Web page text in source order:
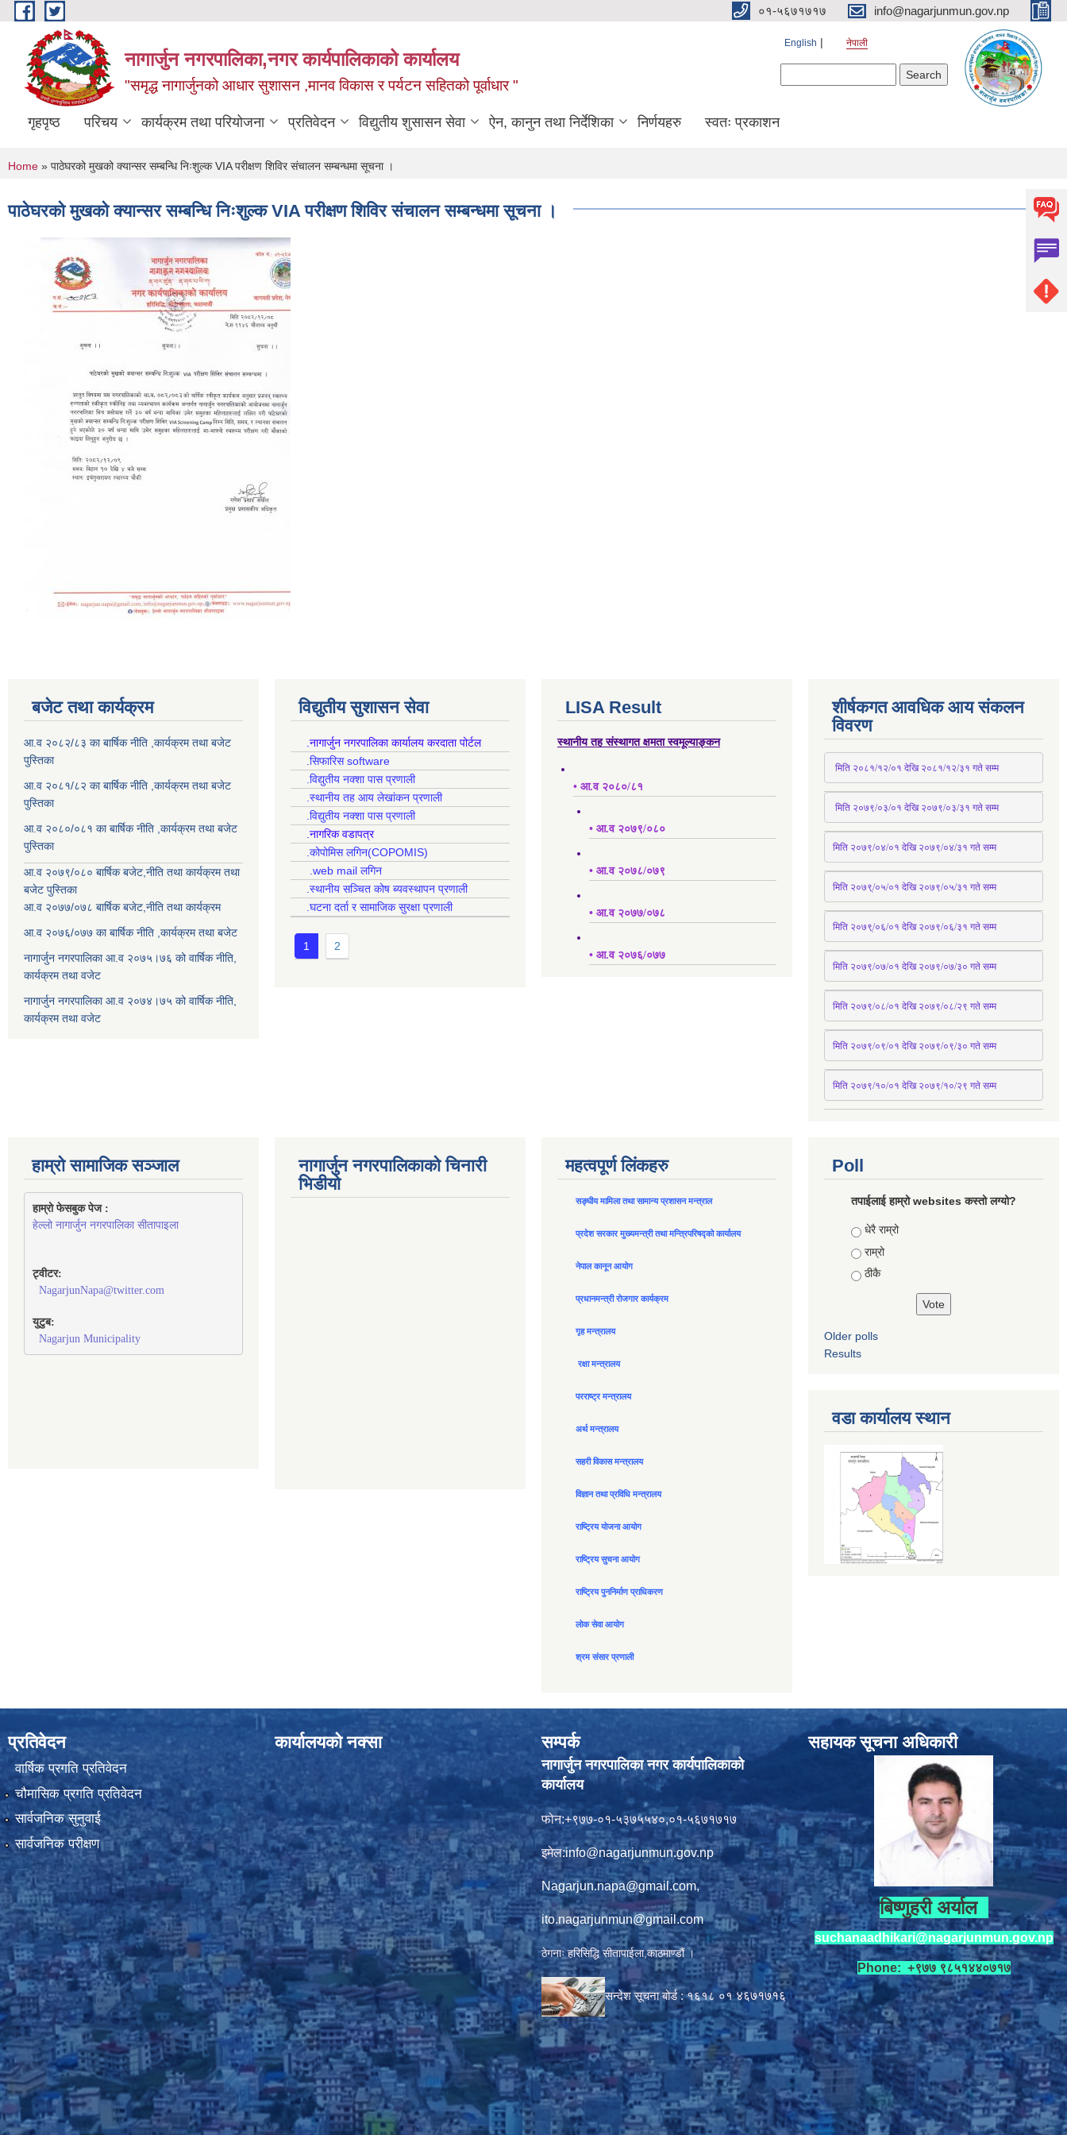
Skip to main content ०१-५६७१७१७ info@nagarjunmun.gov.np
नागार्जुन नगरपालिका,नगर कार्यपालिकाको कार्यालय
"समृद्ध नागार्जुनको आधार सुशासन ,मानव विकास र पर्यटन सहितको पूर्वाधार "
English नेपाली
गृहपृष्ठ परिचय कार्यक्रम तथा परियोजना प्रतिवेदन विद्युतीय शुसासन सेवा ऐन, कानुन तथा निर्देशिका निर्णयहरु स्वतः प्रकाशन
You are here
Home » पाठेघरको मुखको क्यान्सर सम्बन्धि निःशुल्क VIA परीक्षण शिविर संचालन सम्बन्धमा सूचना ।
पाठेघरको मुखको क्यान्सर सम्बन्धि निःशुल्क VIA परीक्षण शिविर संचालन सम्बन्धमा सूचना ।
बजेट तथा कार्यक्रम
आ.व २०८२/८३ का बार्षिक नीति ,कार्यक्रम तथा बजेट
पुस्तिका
आ.व २०८१/८२ का बार्षिक नीति ,कार्यक्रम तथा बजेट
पुस्तिका
आ.व २०८०/०८१ का बार्षिक नीति ,कार्यक्रम तथा बजेट
पुस्तिका
आ.व २०७९/०८० बार्षिक बजेट,नीति तथा कार्यक्रम तथा
बजेट पुस्तिका
आ.व २०७७/०७८ बार्षिक बजेट,नीति तथा कार्यक्रम
आ.व २०७६/०७७ का बार्षिक नीति ,कार्यक्रम तथा बजेट
नागार्जुन नगरपालिका आ.व २०७५।७६ को वार्षिक नीति,
कार्यक्रम तथा वजेट
नागार्जुन नगरपालिका आ.व २०७४।७५ को वार्षिक नीति,
कार्यक्रम तथा वजेट
विद्युतीय सुशासन सेवा
.नागार्जुन नगरपालिका कार्यालय करदाता पोर्टल
.सिफारिस software
.विद्युतीय नक्शा पास प्रणाली
.स्थानीय तह आय लेखांकन प्रणाली
.विद्युतीय नक्शा पास प्रणाली
.नागरिक वडापत्र
.कोपोमिस लगिन(COPOMIS)
.web mail लगिन
.स्थानीय सञ्चित कोष ब्यवस्थापन प्रणाली
.घटना दर्ता र सामाजिक सुरक्षा प्रणाली
1 2
LISA Result
स्थानीय तह संस्थागत क्षमता स्वमूल्याङ्कन
• आ.व २०८०/८१
• आ.व २०७९/०८०
• आ.व २०७८/०७९
• आ.व २०७७/०७८
• आ.व २०७६/०७७
शीर्षकगत आवधिक आय संकलन
विवरण
मिति २०८१/१२/०१ देखि २०८१/१२/३१ गते सम्म
मिति २०७९/०३/०१ देखि २०७९/०३/३१ गते सम्म
मिति २०७९/०४/०१ देखि २०७९/०४/३१ गते सम्म
मिति २०७९्/०५/०१ देखि २०७९/०५/३१ गते सम्म
मिति २०७९्/०६/०१ देखि २०७९/०६/३१ गते सम्म
मिति २०७९/०७/०१ देखि २०७९/०७/३० गते सम्म
मिति २०७९/०८/०१ देखि २०७९/०८/२९ गते सम्म
मिति २०७९/०९/०१ देखि २०७९/०९/३० गते सम्म
मिति २०७९/१०/०१ देखि २०७९/१०/२९ गते सम्म
हाम्रो सामाजिक सञ्जाल
हाम्रो फेसबुक पेज :
हेल्लो नागार्जुन नगरपालिका सीतापाइला
ट्वीटर:
NagarjunNapa@twitter.com
युटुब:
Nagarjun Municipality
नागार्जुन नगरपालिकाको चिनारी
भिडीयो
महत्वपूर्ण लिंकहरु
सङ्घीय मामिला तथा सामान्य प्रशासन मन्त्राल
प्रदेश सरकार मुख्यमन्त्री तथा मन्त्रिपरिषद्को कार्यालय
नेपाल कानून आयोग
प्रधानमन्त्री रोजगार कार्यक्रम
गृह मन्त्रालय
रक्षा मन्त्रालय
परराष्ट्र मन्त्रालय
अर्थ मन्त्रालय
सहरी विकास मन्त्रालय
विज्ञान तथा प्रविधि मन्त्रालय
राष्ट्रिय योजना आयोग
राष्ट्रिय सुचना आयोग
राष्ट्रिय पुननिर्माण प्राधिकरण
लोक सेवा आयोग
श्रम संसार प्रणाली
Poll
तपाईलाई हाम्रो websites कस्तो लग्यो?
Choices
धेरै राम्रो
राम्रो
ठीकै
Older polls
Results
वडा कार्यालय स्थान
प्रतिवेदन
वार्षिक प्रगति प्रतिवेदन
चौमासिक प्रगति प्रतिवेदन
सार्वजनिक सुनुवाई
सार्वजनिक परीक्षण
कार्यालयको नक्सा सम्पर्क
नागार्जुन नगरपालिका नगर कार्यपालिकाको
कार्यालय
फोन:+९७७-०१-५३७५५४०,०१-५६७१७१७
इमेल:info@nagarjunmun.gov.np
Nagarjun.napa@gmail.com,
ito.nagarjunmun@gmail.com
ठेगनाः हरिसिद्धि सीतापाईला,काठमाण्डौं ।
सन्देश सूचना बोर्ड : १६१८ ०१४६७१७१६
सहायक सूचना अधिकारी
बिष्णुहरी अर्याल
suchanaadhikari@nagarjunmun.gov.np
Phone: +९७७ ९८५१४४०७१७